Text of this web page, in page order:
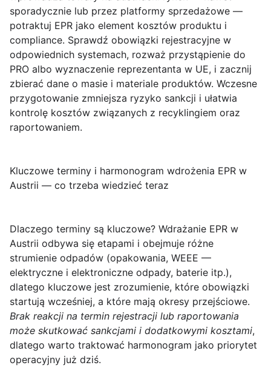
sporadycznie lub przez platformy sprzedażowe —
potraktuj EPR jako element kosztów produktu i
compliance. Sprawdź obowiązki rejestracyjne w
odpowiednich systemach, rozważ przystąpienie do
PRO albo wyznaczenie reprezentanta w UE, i zacznij
zbierać dane o masie i materiale produktów. Wczesne
przygotowanie zmniejsza ryzyko sankcji i ułatwia
kontrolę kosztów związanych z recyklingiem oraz
raportowaniem.
Kluczowe terminy i harmonogram wdrożenia EPR w
Austrii — co trzeba wiedzieć teraz
Dlaczego terminy są kluczowe? Wdrażanie EPR w
Austrii odbywa się etapami i obejmuje różne
strumienie odpadów (opakowania, WEEE —
elektryczne i elektroniczne odpady, baterie itp.),
dlatego kluczowe jest zrozumienie, które obowiązki
startują wcześniej, a które mają okresy przejściowe.
Brak reakcji na termin rejestracji lub raportowania
może skutkować sankcjami i dodatkowymi kosztami,
dlatego warto traktować harmonogram jako priorytet
operacyjny już dziś.